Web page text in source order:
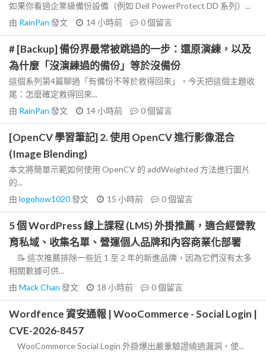
如果你看過企業級備份設備（例如 Dell PowerProtect DD 系列）...
由 RainPan 發文 14 小時前 0個留言
# [Backup] 備份界最常被跳過的一步：還原演練，以及
為什麼「沒演練過的備份」等於沒備份
這個系列第4篇聊過「有備份不等於救得回來」，今天把這個主題收
尾：怎麼確定救得回來...
由 RainPan 發文 14 小時前 0個留言
[OpenCV 學習筆記] 2. 使用 OpenCV 進行影像混合
(Image Blending)
本文將簡單示範如何使用 OpenCV 的 addWeighted 方法進行圖片
的...
由 logohow1020發文 15 小時前 0個留言
5 個 WordPress 線上課程 (LMS) 外掛推薦，適合經營教
育私域、收集名單、營運個人品牌和內容商業化部署
📝 這次推薦排除一些近 1 至 2 年的新進品牌，因為它們沒有太多
相關數據可供...
由 Mack Chan 發文 18 小時前 0個留言
Wordfence 資安通報 | WooCommerce - Social Login |
CVE-2026-8457
WooCommerce Social Login 外掛爆出嚴重驗證繞過漏洞，使...